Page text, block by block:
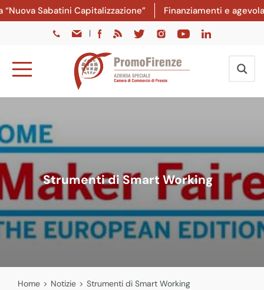
Sabatini Capitalizzazione” Finanziamenti e
|
Strumenti di Smart Working
Home > Notizie > Strumenti di Smart Working